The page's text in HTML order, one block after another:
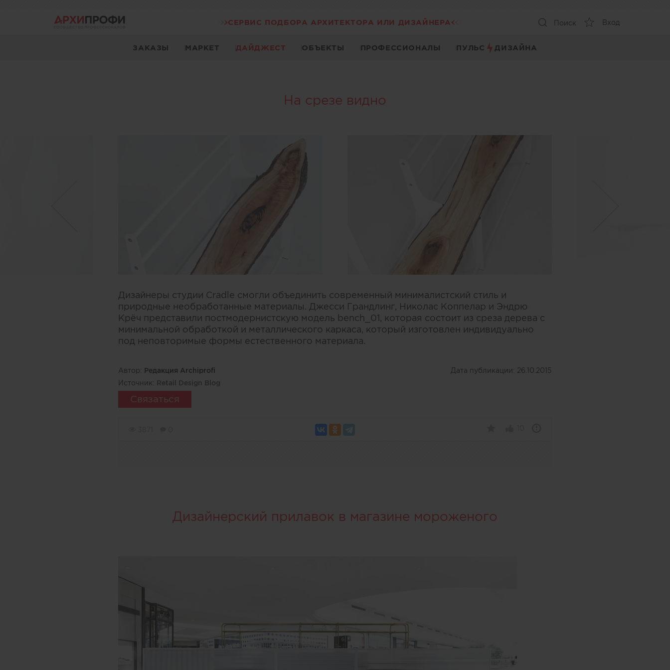
СЕРВИС ПОДБОРА АРХИТЕКТОРА ИЛИ ДИЗАЙНЕРА Поиск Вход
ЗАКАЗЫ МАРКЕТ ДАЙДЖЕСТ ОБЪЕКТЫ ПРОФЕССИОНАЛЫ ПУЛЬС ДИЗАЙНА
На срезе видно
Дизайнеры студии Cradle смогли объединить современный минималистский стиль и
природные необработанные материалы. Джесси Грандлинг, Николас Коппелар и Эндрю
Крёч представили постмодернистскую модель bench_01, которая состоит из среза дерева с
минимальной обработкой и металлического каркаса, который изготовлен индивидуально
под неповторимые формы естественного материала.
Автор: Редакция Archiprofi Дата публикации: 26.10.2015
Источник: Retail Design Blog
Связаться
Дизайнерский прилавок в магазине мороженого